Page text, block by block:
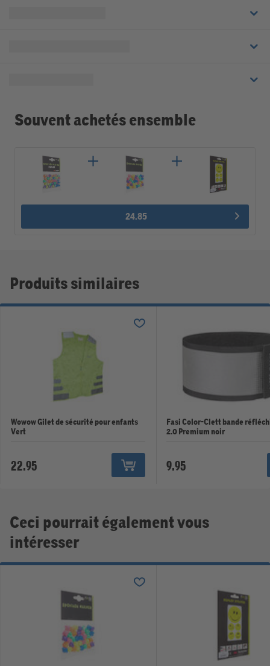
Souvent achetés ensemble
24.85
Produits similaires
Wowow Gilet de sécurité pour enfants
Vert
22.95
Fasi Color-Clett bande
2.0 Premium noir
9.95
Ceci pourrait également vous
intéresser